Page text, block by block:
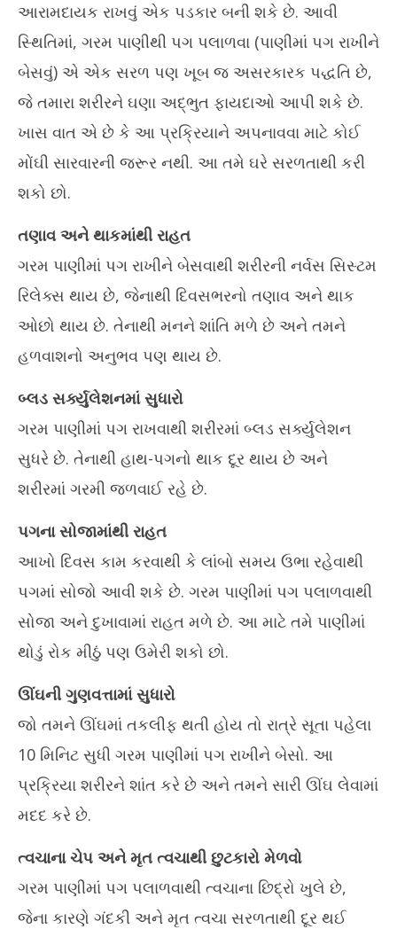
NOW VIEWING
દરરોજ 10 મિનિટ ગરમ પાણીમાં પગ રાખીને બેસો, તમારા શરીરને મળશે
6 અદ્ભુત ફાયદા
June
2026
આરામદાયક રાખવું એક પડકાર બની શકે છે. આવી
સ્થિતિમાં, ગરમ પાણીથી પગ પલાળવા (પાણીમાં પગ રાખીને
બેસવું) એ એક સરળ પણ ખૂબ જ અસરકારક પદ્ધતિ છે,
જે તમારા શરીરને ઘણા અદ્ભુત ફાયદાઓ આપી શકે છે.
ખાસ વાત એ છે કે આ પ્રક્રિયાને અપનાવવા માટે કોઈ
મોંઘી સારવારની જરૂર નથી. આ તમે ઘરે સરળતાથી કરી
શકો છો.
તણાવ અને થાકમાંથી રાહત
ગરમ પાણીમાં પગ રાખીને બેસવાથી શરીરની નર્વસ સિસ્ટમ
રિલેક્સ થાય છે, જેનાથી દિવસભરનો તણાવ અને થાક
ઓછો થાય છે. તેનાથી મનને શાંતિ મળે છે અને તમને
હળવાશનો અનુભવ પણ થાય છે.
બ્લડ સર્ક્યુલેશનમાં સુધારો
ગરમ પાણીમાં પગ રાખવાથી શરીરમાં બ્લડ સર્ક્યુલેશન
સુધરે છે. તેનાથી હાથ-પગનો થાક દૂર થાય છે અને
શરીરમાં ગરમી જળવાઈ રહે છે.
પગના સોજામાંથી રાહત
આખો દિવસ કામ કરવાથી કે લાંબો સમય ઉભા રહેવાથી
પગમાં સોજો આવી શકે છે. ગરમ પાણીમાં પગ પલાળવાથી
સોજા અને દુખાવામાં રાહત મળે છે. આ માટે તમે પાણીમાં
થોડું રોક મીઠું પણ ઉમેરી શકો છો.
ઊંઘની ગુણવત્તામાં સુધારો
જો તમને ઊંઘમાં તકલીફ થતી હોય તો રાત્રે સૂતા પહેલા
10 મિનિટ સુધી ગરમ પાણીમાં પગ રાખીને બેસો. આ
પ્રક્રિયા શરીરને શાંત કરે છે અને તમને સારી ઊંઘ લેવામાં
મદદ કરે છે.
ત્વચાના ચેપ અને મૃત ત્વચાથી છુટકારો મેળવો
ગરમ પાણીમાં પગ પલાળવાથી ત્વચાના છિદ્રો ખુલે છે,
જેના કારણે ગંદકી અને મૃત ત્વચા સરળતાથી દૂર થઈ